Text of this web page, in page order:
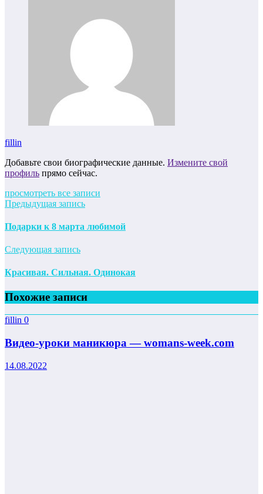
fillin
Добавьте свои биографические данные. Измените свой
профиль прямо сейчас.
просмотреть все записи
Предыдущая запись
Подарки к 8 марта любимой
Следующая запись
Красивая. Сильная. Одинокая
Похожие записи
fillin 0
Видео-уроки маникюра — womans-week.com
14.08.2022